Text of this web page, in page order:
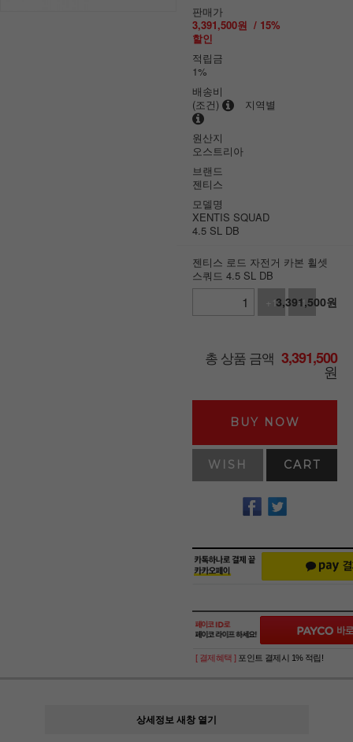
판매가
3,391,500원 / 15%
할인
적립금
1%
배송비
(조건)
지역별
원산지
오스트리아
브랜드
젠티스
모델명
XENTIS SQUAD
4.5 SL DB
젠티스 로드 자전거 카본 휠셋
스쿼드 4.5 SL DB
+1
-1
3,391,500원
총 상품 금액 3,391,500
원
BUY NOW
WISH CART
[ 결제혜택 ] 포인트 결제시 1% 적립!
상세정보 새창 열기